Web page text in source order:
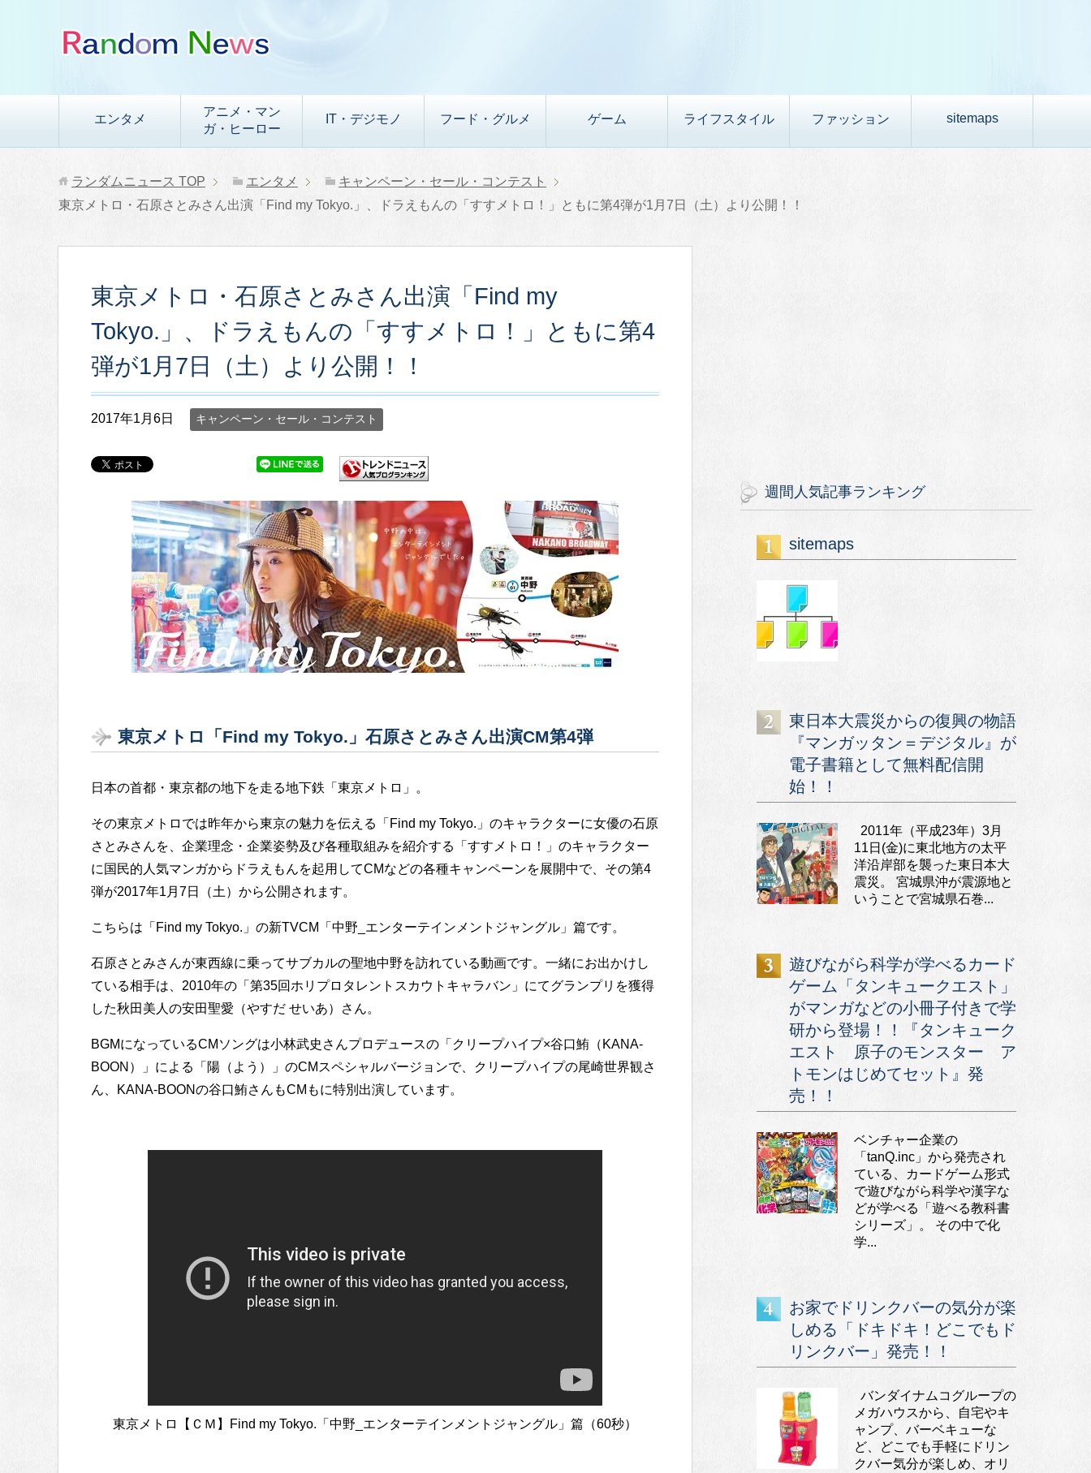
エンタメ
アニメ・マン
ガ・ヒーロー
IT・デジモノ フード・グルメ ゲーム ライフスタイル ファッション sitemaps
ランダムニュース TOP エンタメ
キャンペーン・セール・コンテスト
東京メトロ・石原さとみさん出演「Find my Tokyo.」、ドラえもんの「すすメトロ！」ともに第4弾が1月7日（土）より公開！！
東京メトロ・石原さとみさん出演「Find my
Tokyo.」、ドラえもんの「すすメトロ！」ともに第4
弾が1月7日（土）より公開！！
2017年1月6日 キャンペーン・セール・コンテスト
東京メトロ「Find my Tokyo.」石原さとみさん出演CM第4弾
日本の首都・東京都の地下を走る地下鉄「東京メトロ」。
その東京メトロでは昨年から東京の魅力を伝える「Find my Tokyo.」のキャラクターに女優の石原
さとみさんを、企業理念・企業姿勢及び各種取組みを紹介する「すすメトロ！」のキャラクター
に国民的人気マンガからドラえもんを起用してCMなどの各種キャンペーンを展開中で、その第4
弾が2017年1月7日（土）から公開されます。
こちらは「Find my Tokyo.」の新TVCM「中野_エンターテインメントジャングル」篇です。
石原さとみさんが東西線に乗ってサブカルの聖地中野を訪れている動画です。一緒にお出かけし
ている相手は、2010年の「第35回ホリプロタレントスカウトキャラバン」にてグランプリを獲得
した秋田美人の安田聖愛（やすだ せいあ）さん。
BGMになっているCMソングは小林武史さんプロデュースの「クリープハイプ×谷口鮪（KANA-
BOON）」による「陽（よう）」のCMスペシャルバージョンで、クリープハイプの尾崎世界観さ
ん、KANA-BOONの谷口鮪さんもCMもに特別出演しています。
東京メトロ【ＣＭ】Find my Tokyo.「中野_エンターテインメントジャングル」篇（60秒）
週間人気記事ランキング
sitemaps
東日本大震災からの復興の物語
『マンガッタン＝デジタル』が
電子書籍として無料配信開
始！！
2011年（平成23年）3月
11日(金)に東北地方の太平
洋沿岸部を襲った東日本大
震災。 宮城県沖が震源地と
いうことで宮城県石巻...
遊びながら科学が学べるカード
ゲーム「タンキュークエスト」
がマンガなどの小冊子付きで学
研から登場！！『タンキューク
エスト 原子のモンスター ア
トモンはじめてセット』発
売！！
ベンチャー企業の
「tanQ.inc」から発売され
ている、カードゲーム形式
で遊びながら科学や漢字な
どが学べる「遊べる教科書
シリーズ」。 その中で化
学...
お家でドリンクバーの気分が楽
しめる「ドキドキ！どこでもド
リンクバー」発売！！
バンダイナムコグループの
メガハウスから、自宅やキ
ャンプ、バーベキューな
ど、どこでも手軽にドリン
クバー気分が楽しめ、オリ